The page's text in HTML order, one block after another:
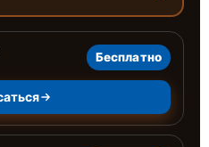
Бесплатно